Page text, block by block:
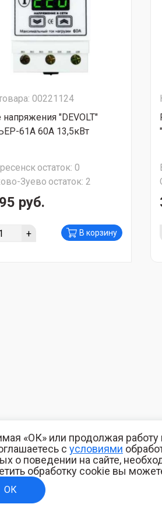
00221124
напряжения "DEVOLT"
61А 60А 13,5кВт
остаток: 0
Зуево остаток: 2
руб.
+ В корзину
«ОК» или продолжая работу
с условиями
о поведении на сайте,
обработку cookie вы
ОК